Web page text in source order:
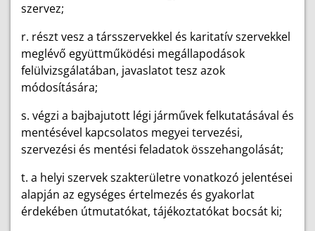
szervez;
r. részt vesz a társszervekkel és karitatív szervekkel
meglévő együttműködési megállapodások
felülvizsgálatában, javaslatot tesz azok
módosítására;
s. végzi a bajbajutott légi járművek felkutatásával és
mentésével kapcsolatos megyei tervezési,
szervezési és mentési feladatok összehangolását;
t. a helyi szervek szakterületre vonatkozó jelentései
alapján az egységes értelmezés és gyakorlat
érdekében útmutatókat, tájékoztatókat bocsát ki;